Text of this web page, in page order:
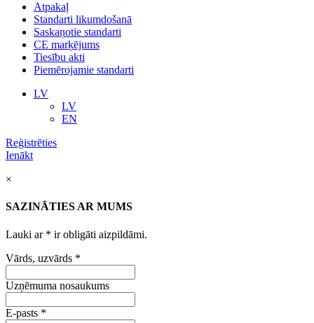
Atpakaļ
Standarti likumdošanā
Saskaņotie standarti
CE marķējums
Tiesību akti
Piemērojamie standarti
LV
LV
EN
Reģistrēties
Ienākt
×
SAZINĀTIES AR MUMS
Lauki ar * ir obligāti aizpildāmi.
Vārds, uzvārds *
Uzņēmuma nosaukums
E-pasts *